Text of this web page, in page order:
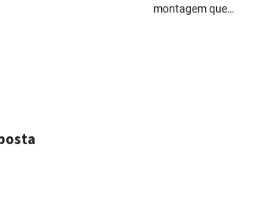
montagem que…